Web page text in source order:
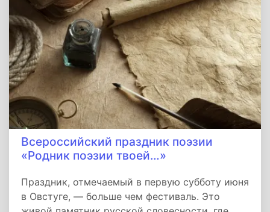
победу духовного света над тьмой забвения, а
молитвенное обращение к Иоанну Предтече
объединяет верующих в стремлении к
нравственной чистоте и твердости духа.
Всероссийский праздник поэзии
«Родник поэзии твоей…»
Праздник, отмечаемый в первую субботу июня
в Овстуге, — больше чем фестиваль. Это